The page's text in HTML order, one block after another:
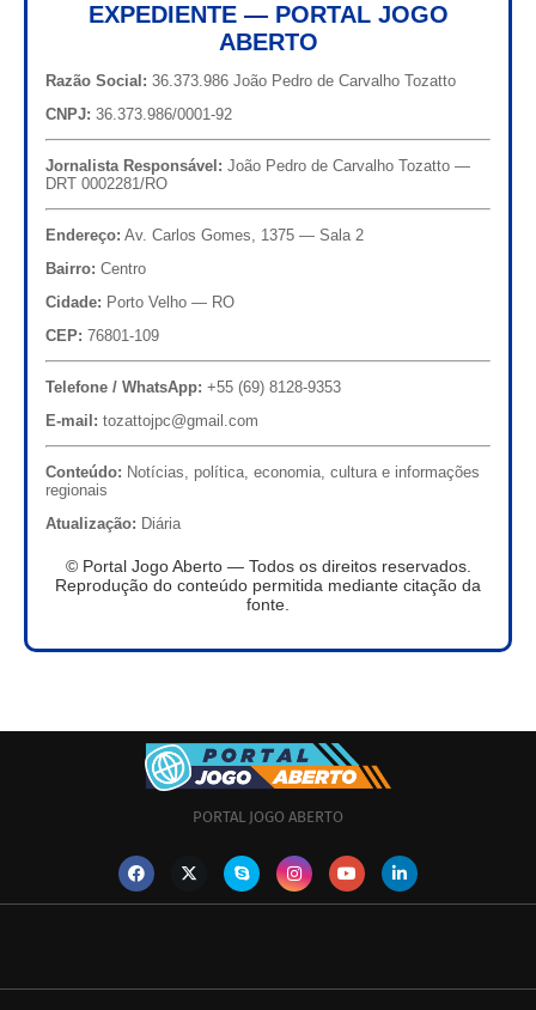
EXPEDIENTE — PORTAL JOGO
ABERTO
Razão Social: 36.373.986 João Pedro de Carvalho Tozatto
CNPJ: 36.373.986/0001-92
Jornalista Responsável: João Pedro de Carvalho Tozatto —
DRT 0002281/RO
Endereço: Av. Carlos Gomes, 1375 — Sala 2
Bairro: Centro
Cidade: Porto Velho — RO
CEP: 76801-109
Telefone / WhatsApp: +55 (69) 8128-9353
E-mail: tozattojpc@gmail.com
Conteúdo: Notícias, política, economia, cultura e informações
regionais
Atualização: Diária
© Portal Jogo Aberto — Todos os direitos reservados.
Reprodução do conteúdo permitida mediante citação da
fonte.
PORTAL JOGO ABERTO